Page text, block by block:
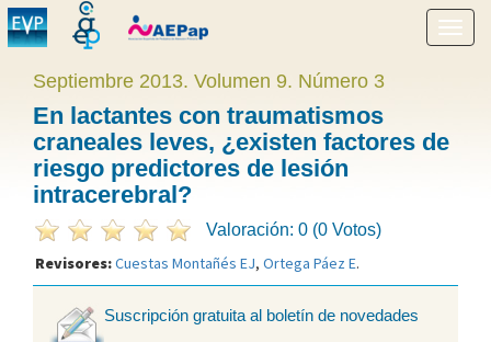
menú
Septiembre 2013. Volumen 9. Número 3
En lactantes con traumatismos
craneales leves, ¿existen factores de
riesgo predictores de lesión
intracerebral?
Valoración: 0 (0 Votos)
Revisores:Cuestas Montañés EJ, Ortega Páez E.
Suscripción gratuita al boletín de novedades